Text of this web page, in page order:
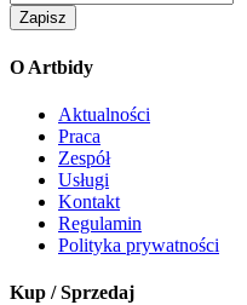
Zapisz
O Artbidy
Aktualności
Praca
Zespół
Usługi
Kontakt
Regulamin
Polityka prywatności
Kup / Sprzedaj